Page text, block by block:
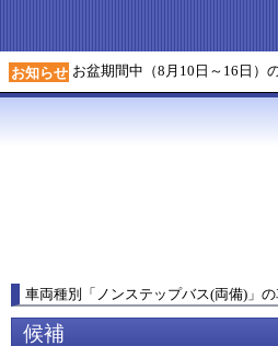
お知らせ お盆期間中（8月10日～16日）
車両種別 「 ノンステップバス(両備) 」
候補